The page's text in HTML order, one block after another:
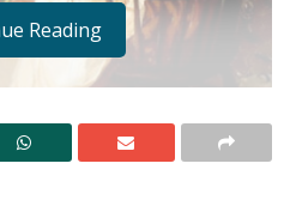
Reading